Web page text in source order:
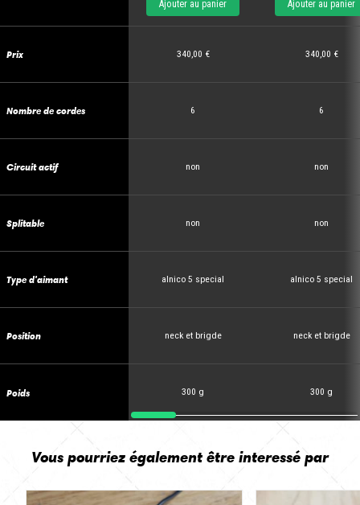
Prix
Nombre de cordes
Circuit actif
Splitable
Type d'aimant
Position
Poids
Ajouter au panier
340,00 €
6
non
non
alnico 5 special
neck et brigde
300 g
Ajouter au panier
340,00 €
6
non
non
alnico 5 special
neck et brigde
300 g
Vous pourriez également être interessé par